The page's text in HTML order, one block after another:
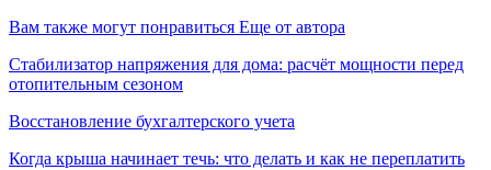
Вам также могут понравиться Еще от автора
Стабилизатор напряжения для дома: расчёт мощности перед
отопительным сезоном
Восстановление бухгалтерского учета
Когда крыша начинает течь: что делать и как не переплатить